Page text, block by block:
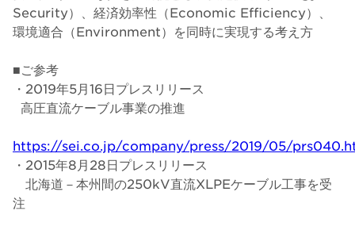
Security）、経済効率性（Economic Efficiency）、
環境適合（Environment）を同時に実現する考え方
■ご参考
・2019年5月16日プレスリリース
高圧直流ケーブル事業の推進
https://sei.co.jp/company/press/2019/05/
・2015年8月28日プレスリリース
北海道－本州間の250kV直流XLPEケーブル工事を受
注